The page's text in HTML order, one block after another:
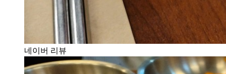
네이버 리뷰